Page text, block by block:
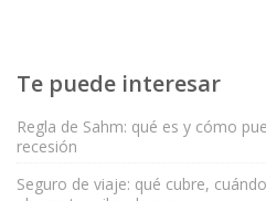
Te puede interesar
Regla de Sahm: qué es y cómo
recesión
Seguro de viaje: qué cubre,